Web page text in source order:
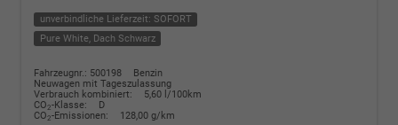
unverbindliche Lieferzeit: SOFORT
Pure White, Dach Schwarz
Fahrzeugnr.: 500198
Benzin
Neuwagen mit Tageszulassung
Verbrauch kombiniert:
5,60 l/100km
CO2-Klasse:
D
CO2-Emissionen: 128,00 g/km